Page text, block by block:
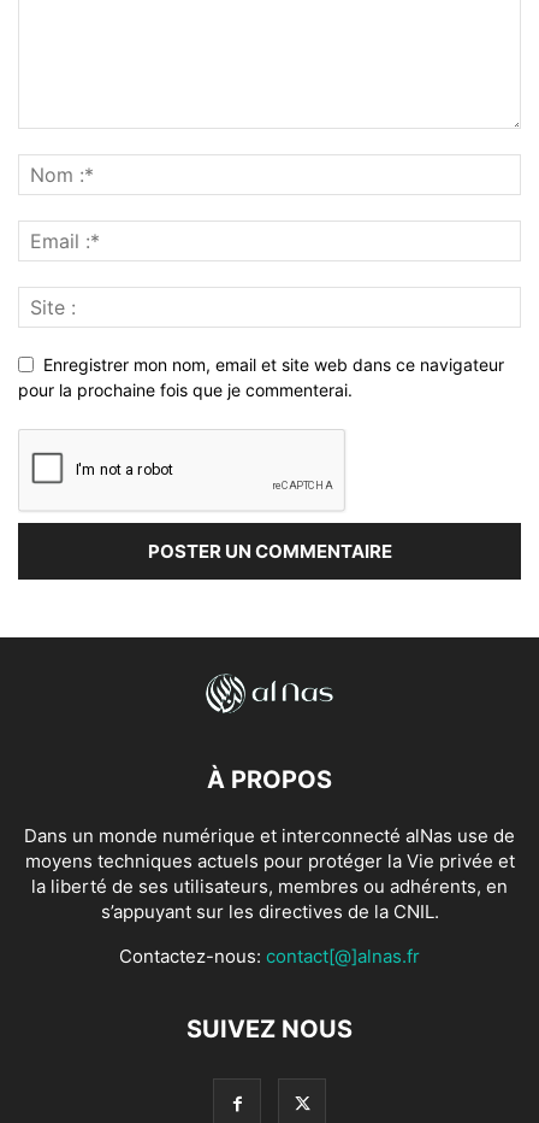
Enregistrer mon nom, email et site web dans ce navigateur
pour la prochaine fois que je commenterai.
À PROPOS
Dans un monde numérique et interconnecté alNas use de
moyens techniques actuels pour protéger la Vie privée et
la liberté de ses utilisateurs, membres ou adhérents, en
s’appuyant sur les directives de la CNIL.
Contactez-nous: contact[@]alnas.fr
SUIVEZ NOUS